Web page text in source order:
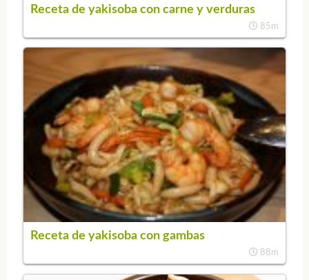
Receta de yakisoba con carne y verduras
85m
Receta de yakisoba con gambas
88m